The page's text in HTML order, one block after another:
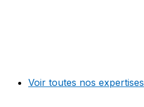
Voir toutes nos expertises